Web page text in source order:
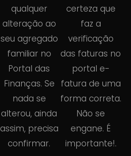
qualquer
alteração ao
seu agregado
familiar no
Portal das
Finanças. Se
nada se
alterou, ainda
assim, precisa
confirmar.
certeza que
faz a
verificação
das faturas no
portal e-
fatura de uma
forma correta.
Não se
engane. É
importante!.